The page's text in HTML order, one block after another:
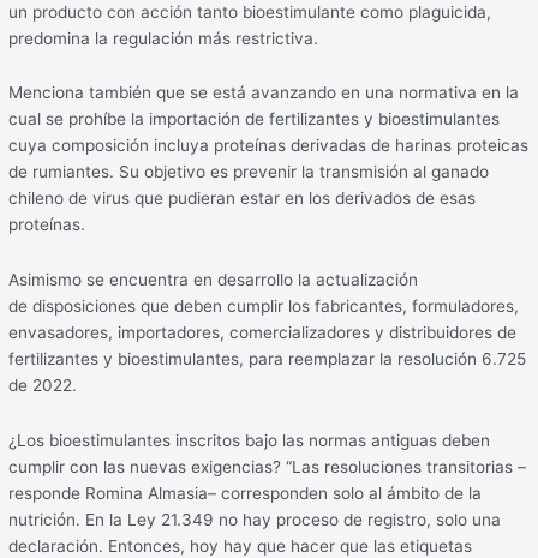
un producto con acción tanto bioestimulante como plaguicida,
predomina la regulación más restrictiva.
Menciona también que se está avanzando en una normativa en la
cual se prohíbe la importación de fertilizantes y bioestimulantes
cuya composición incluya proteínas derivadas de harinas proteicas
de rumiantes. Su objetivo es prevenir la transmisión al ganado
chileno de virus que pudieran estar en los derivados de esas
proteínas.
Asimismo se encuentra en desarrollo la actualización
de disposiciones que deben cumplir los fabricantes, formuladores,
envasadores, importadores, comercializadores y distribuidores de
fertilizantes y bioestimulantes, para reemplazar la resolución 6.725
de 2022.
¿Los bioestimulantes inscritos bajo las normas antiguas deben
cumplir con las nuevas exigencias? “Las resoluciones transitorias –
responde Romina Almasia– corresponden solo al ámbito de la
nutrición. En la Ley 21.349 no hay proceso de registro, solo una
declaración. Entonces, hoy hay que hacer que las etiquetas